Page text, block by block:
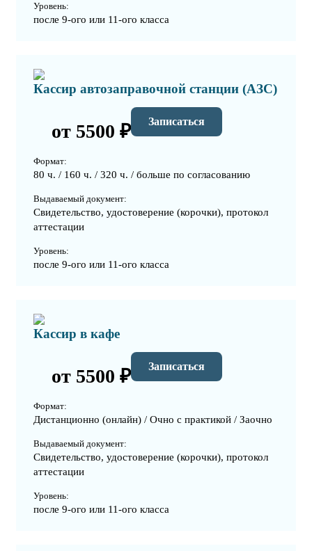
Уровень:
после 9-ого или 11-ого класса
Кассир автозаправочной станции (АЗС)
от 5500 ₽ Записаться
Формат:
80 ч. / 160 ч. / 320 ч. / больше по согласованию
Выдаваемый документ:
Свидетельство, удостоверение (корочки), протокол
аттестации
Уровень:
после 9-ого или 11-ого класса
Кассир в кафе
от 5500 ₽ Записаться
Формат:
Дистанционно (онлайн) / Очно с практикой / Заочно
Выдаваемый документ:
Свидетельство, удостоверение (корочки), протокол
аттестации
Уровень:
после 9-ого или 11-ого класса